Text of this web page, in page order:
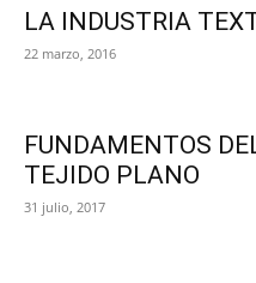
LA INDUSTRIA
22 marzo, 2016
FUNDAMENTOS
TEJIDO PLANO
31 julio, 2017